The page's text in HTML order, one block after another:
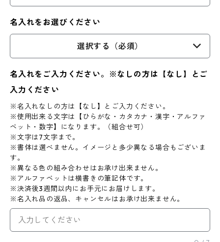
名入れをお選びください
選択する（必須）
名入れをご入力ください。※なしの方は【なし】とご
入力ください
※名入れなしの方は【なし】とご入力ください。
※使用出来る文字は【ひらがな・カタカナ・漢字・アルファ
ベット・数字】になります。（組合せ可）
※文字は7文字まで。
※書体は選べません。イメージと多少異なる場合もございま
す。
※異なる色の組み合わせはお承け出来ません。
※アルファベットは横書きの筆記体です。
※決済後3週間以内にお手元にお届けします。
※名入れ品の返品、キャンセルはお承け出来ません。